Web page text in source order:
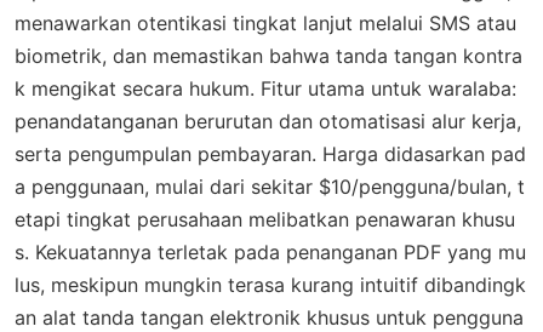
menawarkan otentikasi tingkat lanjut melalui SMS atau
biometrik, dan memastikan bahwa tanda tangan kontra
k mengikat secara hukum. Fitur utama untuk waralaba:
penandatanganan berurutan dan otomatisasi alur kerja,
serta pengumpulan pembayaran. Harga didasarkan pad
a penggunaan, mulai dari sekitar $10/pengguna/bulan, t
etapi tingkat perusahaan melibatkan penawaran khusu
s. Kekuatannya terletak pada penanganan PDF yang mu
lus, meskipun mungkin terasa kurang intuitif dibandingk
an alat tanda tangan elektronik khusus untuk pengguna